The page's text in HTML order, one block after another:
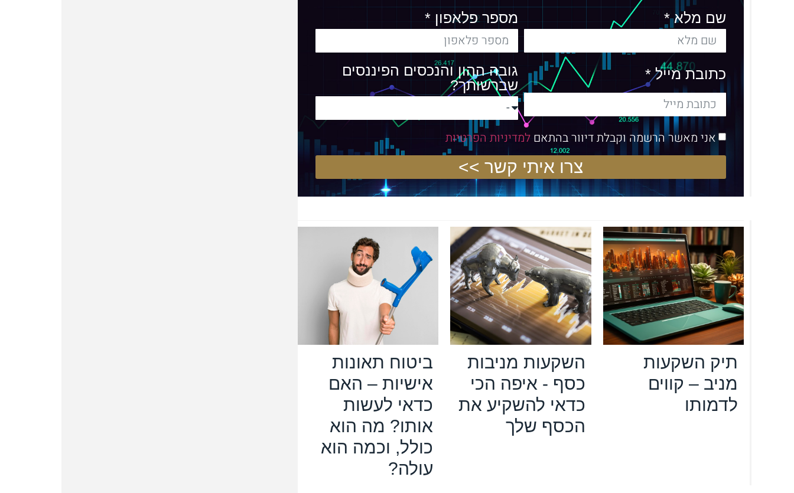
שם מלא * מספר פלאפון *
כתובת מייל *
גובה ההון והנכסים הפיננסים
שברשותך?
אני מאשר הרשמה וקבלת דיוור בהתאם למדיניות הפרטיות
צרו איתי קשר >>
תיק השקעות
מניב – קווים
לדמותו
השקעות מניבות
כסף - איפה הכי
כדאי להשקיע את
הכסף שלך
ביטוח תאונות
אישיות – האם
כדאי לעשות
אותו? מה הוא
כולל, וכמה הוא
עולה?